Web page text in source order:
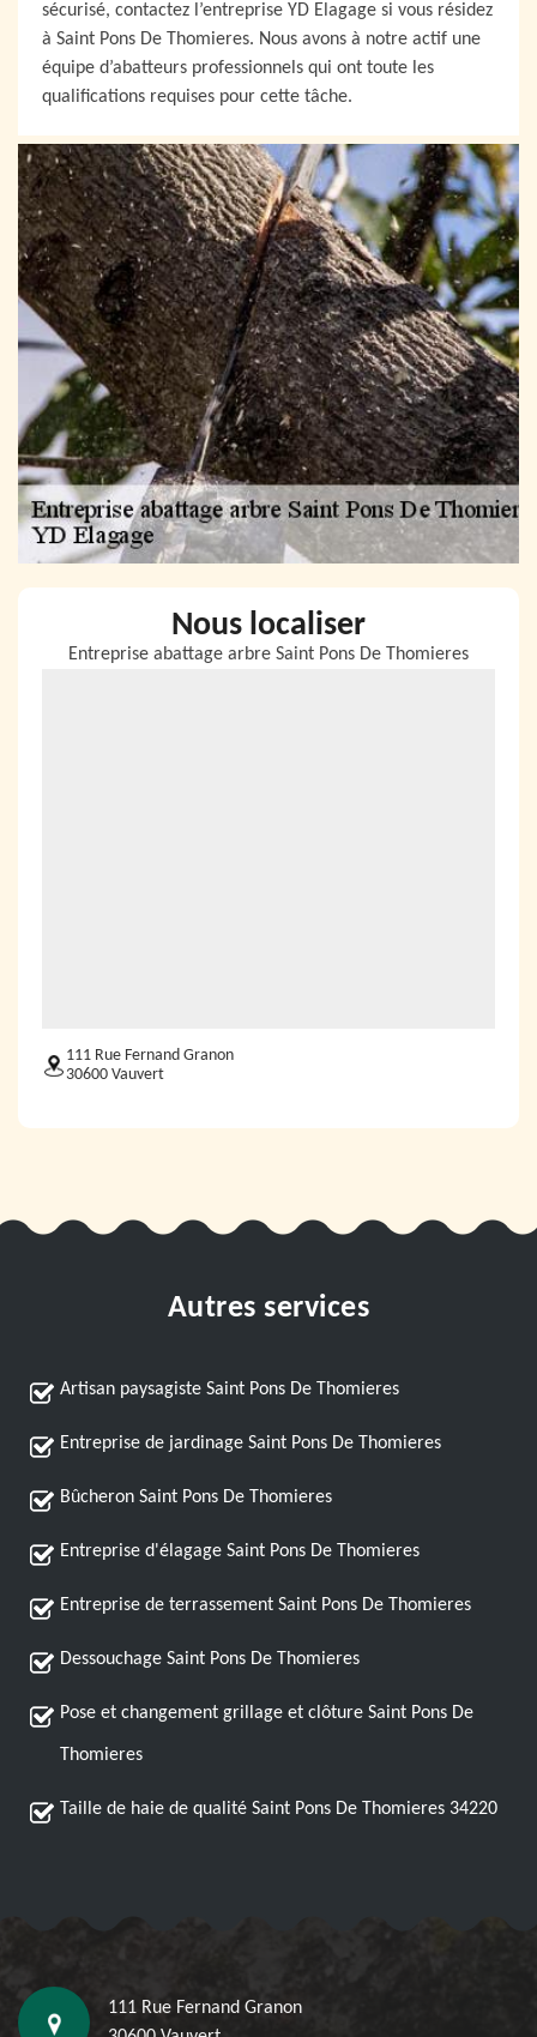
sécurisé, contactez l’entreprise YD Elagage si vous résidez
à Saint Pons De Thomieres. Nous avons à notre actif une
équipe d’abatteurs professionnels qui ont toute les
qualifications requises pour cette tâche.
Nous localiser
Entreprise abattage arbre Saint Pons De Thomieres
111 Rue Fernand Granon
30600 Vauvert
Autres services
Artisan paysagiste Saint Pons De Thomieres
Entreprise de jardinage Saint Pons De Thomieres
Bûcheron Saint Pons De Thomieres
Entreprise d'élagage Saint Pons De Thomieres
Entreprise de terrassement Saint Pons De Thomieres
Dessouchage Saint Pons De Thomieres
Pose et changement grillage et clôture Saint Pons De
Thomieres
Taille de haie de qualité Saint Pons De Thomieres 34220
111 Rue Fernand Granon